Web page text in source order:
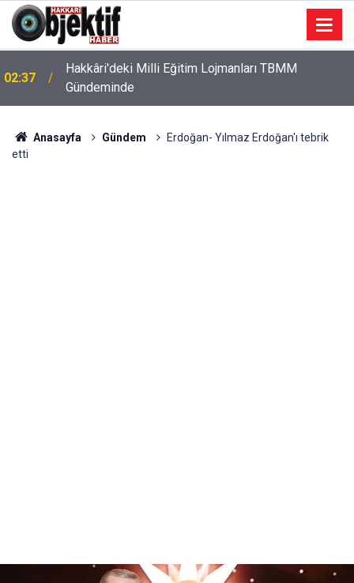
02:37
Hakkâri'deki Milli Eğitim Lojmanları TBMM
Gündeminde
Anasayfa Gündem
Erdoğan- Yılmaz Erdoğan'ı tebrik
etti